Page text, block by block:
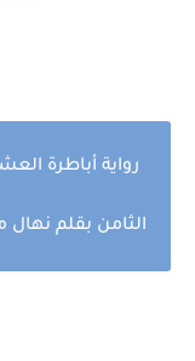
رواية أباطرة
الثامن بقلم